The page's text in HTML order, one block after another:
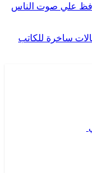
يحافظ علي صوت الناس
ساخرة للكاتب